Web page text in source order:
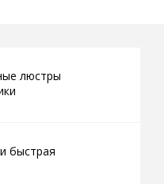
люстры
быстрая